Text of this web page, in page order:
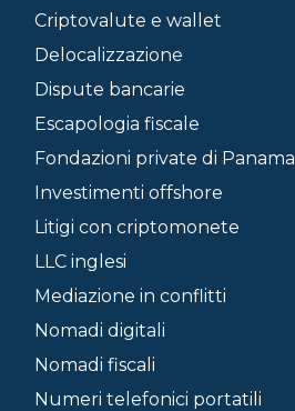
Criptovalute e wallet
Delocalizzazione
Dispute bancarie
Escapologia fiscale
Fondazioni private di Panama
Investimenti offshore
Litigi con criptomonete
LLC inglesi
Mediazione in conflitti
Nomadi digitali
Nomadi fiscali
Numeri telefonici portatili